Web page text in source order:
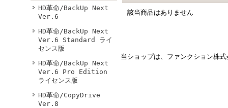
HD革命/BackUp Next
Ver.6
HD革命/BackUp Next
Ver.6 Standard ライ
センス版
HD革命/BackUp Next
Ver.6 Pro Edition
ライセンス版
HD革命/CopyDrive
Ver.8
該当商品はありません
当ショップは、ファンクション株